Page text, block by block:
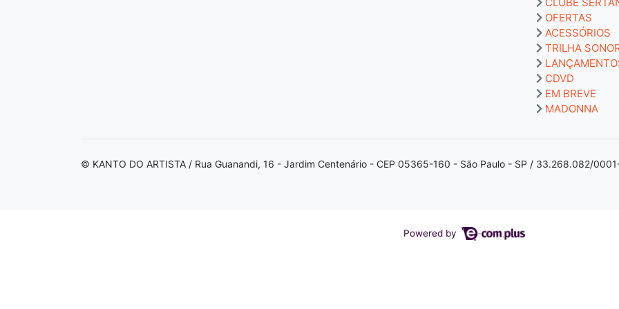
OFERTAS
ACESSÓRIOS
TRILHA
CDVD
EM BREVE
MADONNA
© KANTO DO ARTISTA / Rua Guanandi, 16 - Jardim Centenário - CEP 05365-160 - São Paulo - SP / 33.268.082/
Powered by